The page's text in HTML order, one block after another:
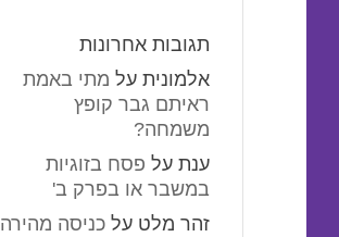
תגובות אחרונות
אלמונית על מתי באמת
ראיתם גבר קופץ
משמחה?
ענת על פסח בזוגיות
במשבר או בפרק ב'
זהר מלט עלכניסה מהירה